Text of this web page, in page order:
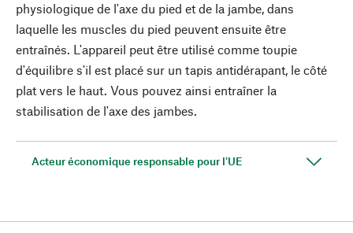
physiologique de l'axe du pied et de la jambe, dans
laquelle les muscles du pied peuvent ensuite être
entraînés. L'appareil peut être utilisé comme toupie
d'équilibre s'il est placé sur un tapis antidérapant, le côté
plat vers le haut. Vous pouvez ainsi entraîner la
stabilisation de l'axe des jambes.
Acteur économique responsable pour l'UE